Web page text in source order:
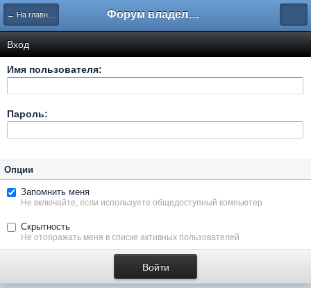
← На главную Форум владельцев интернет-магазинов
Вход
Имя пользователя:
Пароль:
Опции
Запомнить меня
Не включайте, если используете общедоступный компьютер
Скрытность
Не отображать меня в списке активных пользователей